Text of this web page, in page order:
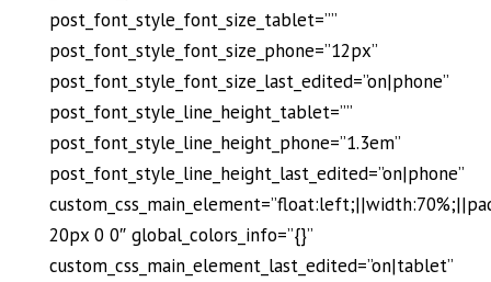
post_font_style_font_size_tablet=””
post_font_style_font_size_phone=”12px”
post_font_style_font_size_last_edited=”on|phone”
post_font_style_line_height_tablet=””
post_font_style_line_height_phone=”1.3em”
post_font_style_line_height_last_edited=”on|phone”
20px 0 0″ global_colors_info=”{}”
custom_css_main_element_last_edited=”on|tablet”